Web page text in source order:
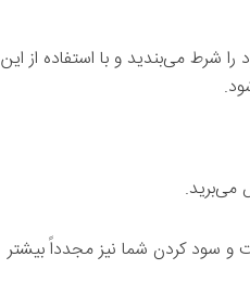
شرط می‌بندید و با استفاده از این
می‌برید.
و سود کردن شما نیز مجدداً بیشتر